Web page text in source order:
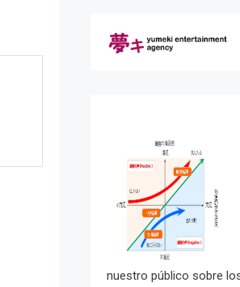
nuestro público sobre